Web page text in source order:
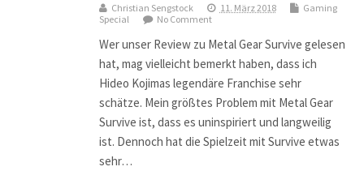
Christian Sengstock 11. März 2018
Gaming
Special
No Comment
Wer unser Review zu Metal Gear Survive gelesen
hat, mag vielleicht bemerkt haben, dass ich
Hideo Kojimas legendäre Franchise sehr
schätze. Mein größtes Problem mit Metal Gear
Survive ist, dass es uninspiriert und langweilig
ist. Dennoch hat die Spielzeit mit Survive etwas
sehr…